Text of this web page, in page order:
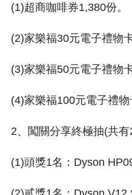
(1)超商咖啡券1,380份。
(2)家樂福30元電子禮物
(3)家樂福50元電子禮物
(4)家樂福100元電子禮物
2、闖關分享終極抽(共有
(1)頭獎1名：Dyson